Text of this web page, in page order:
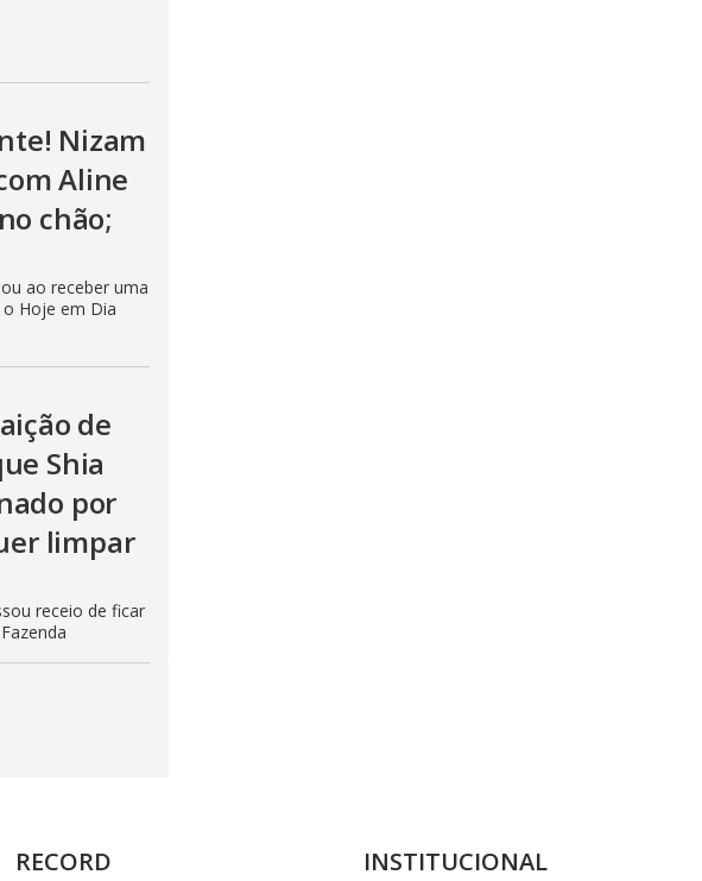
Nizam
Aline
chão;
ao receber uma
Hoje em Dia
de
Shia
por
limpar
receio de ficar
RECORD INSTITUCIONAL